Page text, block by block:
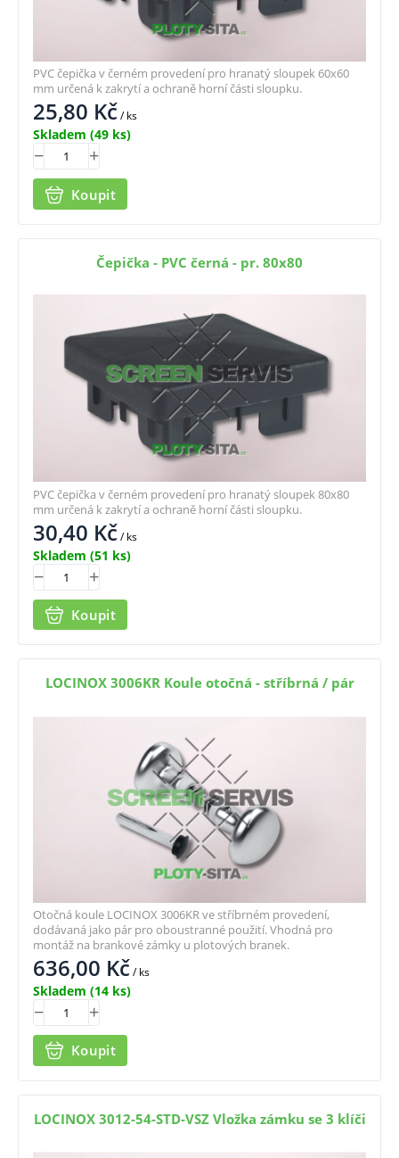
25,80 Kč/ ks
Skladem (49 ks)
Koupit
PVC čepička v černém provedení pro hranatý sloupek 60x60
mm určená k zakrytí a ochraně horní části sloupku.
Čepička - PVC černá - pr. 80x80
30,40 Kč/ ks
Skladem (51 ks)
Koupit
PVC čepička v černém provedení pro hranatý sloupek 80x80
mm určená k zakrytí a ochraně horní části sloupku.
LOCINOX 3006KR Koule otočná - stříbrná / pár
636,00 Kč/ ks
Skladem (14 ks)
Koupit
Otočná koule LOCINOX 3006KR ve stříbrném provedení,
dodávaná jako pár pro oboustranné použití. Vhodná pro
montáž na brankové zámky u plotových branek.
LOCINOX 3012-54-STD-VSZ Vložka zámku se 3 klíči